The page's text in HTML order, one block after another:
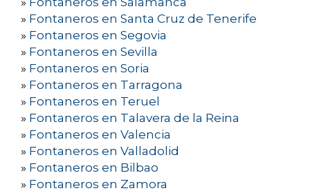
» Fontaneros en Santa Cruz de Tenerife
» Fontaneros en Segovia
» Fontaneros en Sevilla
» Fontaneros en Soria
» Fontaneros en Tarragona
» Fontaneros en Teruel
» Fontaneros en Talavera de la Reina
» Fontaneros en Valencia
» Fontaneros en Valladolid
» Fontaneros en Bilbao
» Fontaneros en Zamora